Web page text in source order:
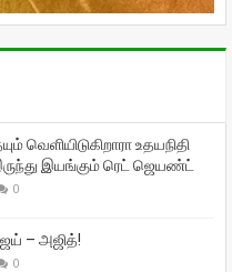
வெளியிடுகிறாரா உதயநிதி
இயங்கும் ரெட் ஜெயண்ட்
0
– அஜித்!
0